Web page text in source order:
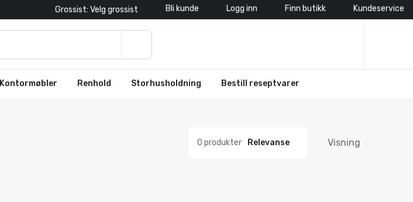
Grossist: Velg grossist Bli kunde Logg inn Finn butikk Kundeservice
Kontormøbler Renhold Storhusholdning Bestill reseptvarer
0 produkter Relevanse Visning